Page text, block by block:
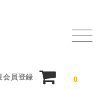
会員登録 0